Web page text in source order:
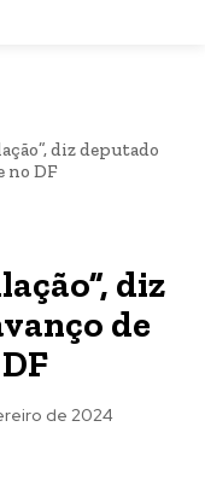
diz deputado
no DF
diz
de
de 2024